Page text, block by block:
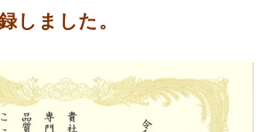
しました。